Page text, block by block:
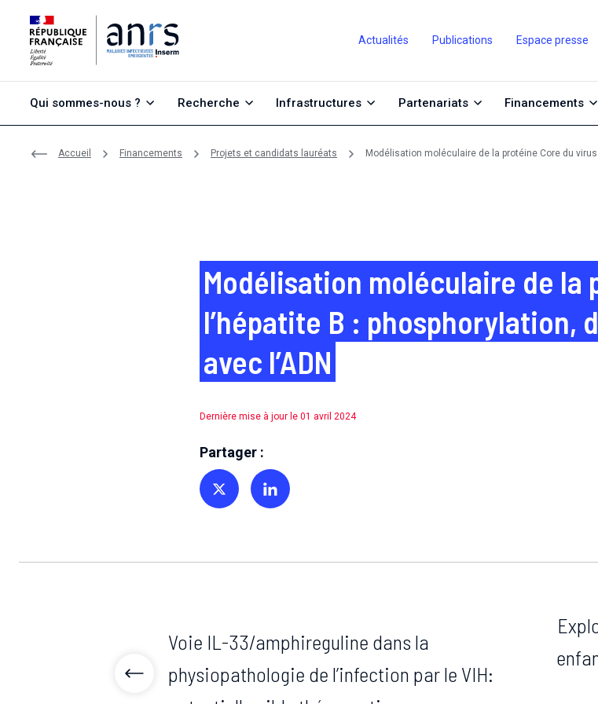
Actualités Publications Espace presse
Qui sommes-nous ? Recherche Infrastructures Partenariats Financements
Accueil Financements Projets et candidats lauréats Modélisation moléculaire de la protéine Core du
Modélisation moléculaire de la
l’hépatite B :
avec l’ADN
Dernière mise à jour le 01 avril 2024
Partager :
Partager sur TwitterPartager sur Linkedin
Voie IL-33/amphireguline dans la
physiopathologie de l’infection par le VIH: